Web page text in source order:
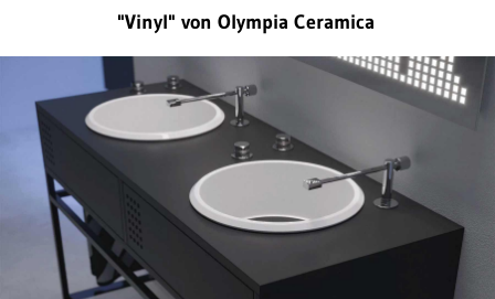
"Vinyl" von Olympia Ceramica